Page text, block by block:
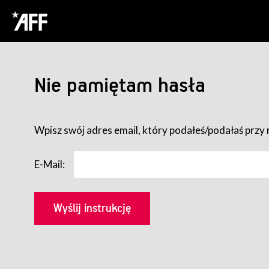
Nie pamiętam hasła
Wpisz swój adres email, który podałeś/podałaś
E-Mail: